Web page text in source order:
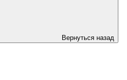
Вернуться назад